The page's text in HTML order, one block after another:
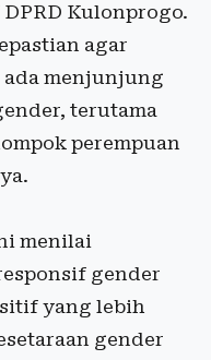
Kulonprogo.
agar
ada menjunjung
terutama
perempuan
menilai
gender
yang lebih
gender